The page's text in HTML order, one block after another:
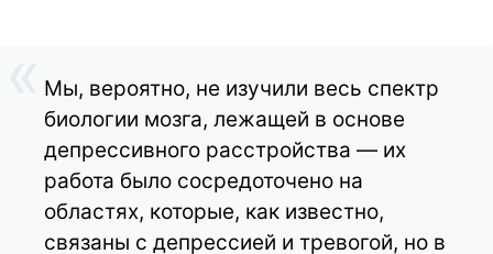
Мы, вероятно, не изучили весь спектр
биологии мозга, лежащей в основе
депрессивного расстройства — их
работа было сосредоточено на
областях, которые, как известно,
связаны с депрессией и тревогой, но в